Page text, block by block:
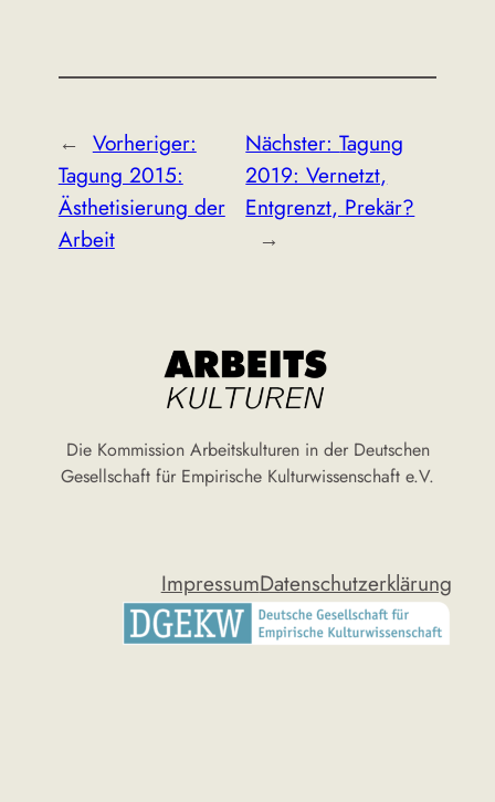
← Vorheriger:
Tagung 2015:
Ästhetisierung der
Arbeit
Nächster:Tagung
2019: Vernetzt,
Entgrenzt, Prekär?
→
Die Kommission Arbeitskulturen in der Deutschen
Gesellschaft für Empirische Kulturwissenschaft e.V.
ImpressumDatenschutzerklärung